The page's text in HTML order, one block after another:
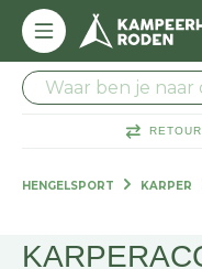
HENGELSPORT KARPER